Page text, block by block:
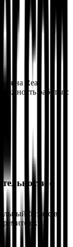
на Real
работы с
с
бизнес в
к...